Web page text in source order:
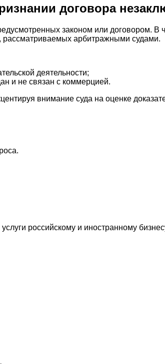
договора
законом или договором. В
рассматриваемых арбитражными судами.
деятельности;
и не связан с коммерцией.
внимание суда на оценке
российскому и иностранному